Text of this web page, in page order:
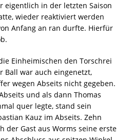
eigentlich in der letzten Saison
wieder reaktiviert werden
Anfang an ran durfte. Hierfür
Einheimischen den Torschrei
Ball war auch eingenetzt,
wegen Abseits nicht gegeben.
und als dann Thomas
quer legte, stand sein
Kauz im Abseits. Zehn
der Gast aus Worms seine erste